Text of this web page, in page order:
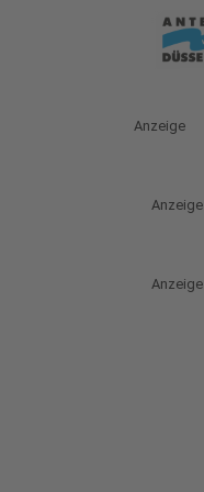
Anzeige
Anzeige
Anzeige